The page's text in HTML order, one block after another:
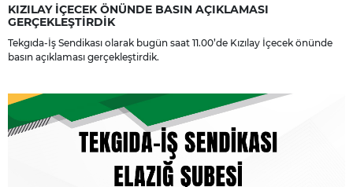
KIZILAY İÇECEK ÖNÜNDE BASIN AÇIKLAMASI
GERÇEKLEŞTİRDİK
Tekgıda-İş Sendikası olarak bugün saat 11.00’de Kızılay İçecek önünde
basın açıklaması gerçekleştirdik.